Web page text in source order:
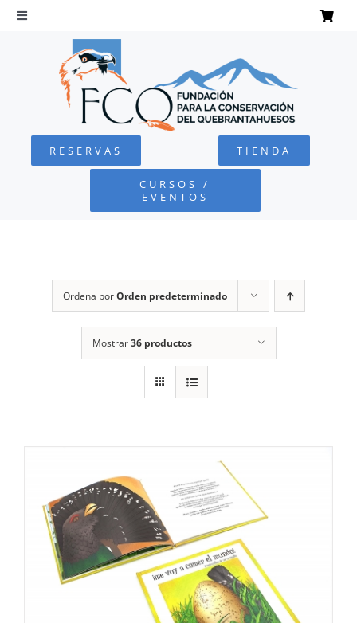
Saltar
Toggle
Navigation
QUEBRANTAHUESOS
FUNDACIÓN
CARRITO
RESERVAS TIENDA
CURSOS /
EVENTOS
Ordena porOrden predeterminado
Mostrar36 productos